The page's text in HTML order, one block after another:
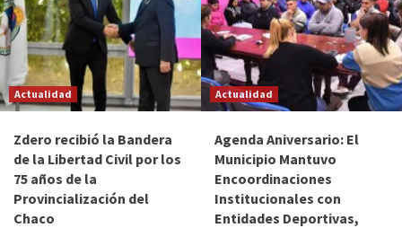
Actualidad
Zdero recibió la Bandera
de la Libertad Civil por los
75 años de la
Provincialización del
Chaco
Actualidad
Agenda Aniversario: El
Municipio Mantuvo
Encoordinaciones
Institucionales con
Entidades Deportivas,